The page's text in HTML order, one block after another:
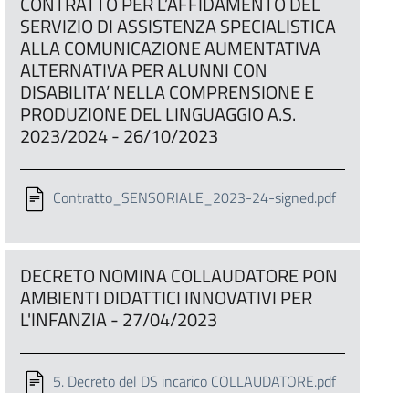
SERVIZIO DI ASSISTENZA SPECIALISTICA
ALLA COMUNICAZIONE AUMENTATIVA
ALTERNATIVA PER ALUNNI CON
DISABILITA’ NELLA COMPRENSIONE E
PRODUZIONE DEL LINGUAGGIO A.S.
2023/2024 - 26/10/2023
Contratto_SENSORIALE_2023-24-signed.pdf
DECRETO NOMINA COLLAUDATORE PON
AMBIENTI DIDATTICI INNOVATIVI PER
L'INFANZIA - 27/04/2023
5. Decreto del DS incarico COLLAUDATORE.pdf